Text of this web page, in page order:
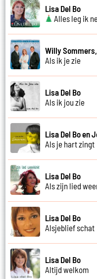
Lisa Del Bo
Alles leg ik
Willy
Als ik je zie
Lisa Del Bo
Als ik jou zie
Lisa Del Bo en
Als je hart zingt
Lisa Del Bo
Als zijn lied
Lisa Del Bo
Alsjeblief schat
Lisa Del Bo
Altijd welkom